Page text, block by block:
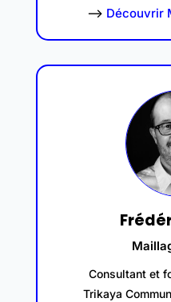
–> Découvrir
Consultant et
Trikaya